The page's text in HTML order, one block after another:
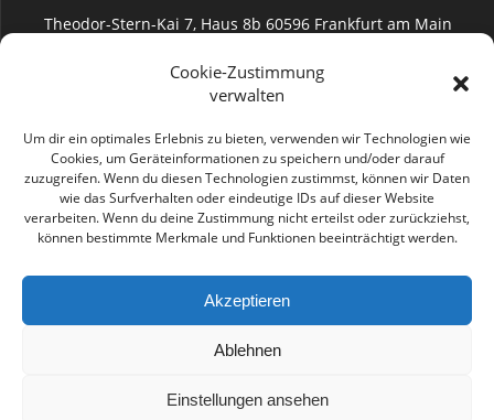
Cookie-Zustimmung
verwalten
Um dir ein optimales Erlebnis zu bieten, verwenden wir Technologien wie
Cookies, um Geräteinformationen zu speichern und/oder darauf
zuzugreifen. Wenn du diesen Technologien zustimmst, können wir Daten
wie das Surfverhalten oder eindeutige IDs auf dieser Website
verarbeiten. Wenn du deine Zustimmung nicht erteilst oder zurückziehst,
können bestimmte Merkmale und Funktionen beeinträchtigt werden.
Akzeptieren
Ablehnen
Einstellungen ansehen
Theodor-Stern-Kai 7, Haus 8b 60596 Frankfurt am Main
info@geromayer.de
0176 2285 6872